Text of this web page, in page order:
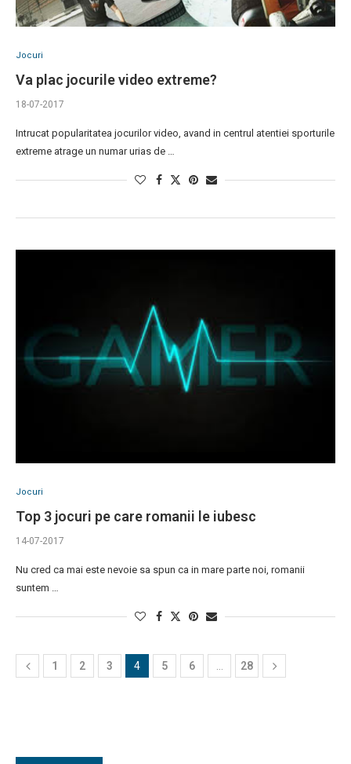
Jocuri
Va plac jocurile video extreme?
18-07-2017
Intrucat popularitatea jocurilor video, avand in centrul atentiei sporturile
extreme atrage un numar urias de …
Jocuri
Top 3 jocuri pe care romanii le iubesc
14-07-2017
Nu cred ca mai este nevoie sa spun ca in mare parte noi, romanii
suntem …
1 2 3 4 5 6 … 28